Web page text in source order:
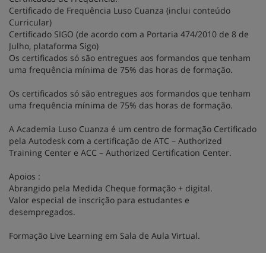
Certificado de Frequência Luso Cuanza (inclui conteúdo
Curricular)
Certificado SIGO (de acordo com a Portaria 474/2010 de 8 de
Julho, plataforma Sigo)
Os certificados só são entregues aos formandos que tenham
uma frequência mínima de 75% das horas de formação.
Os certificados só são entregues aos formandos que tenham
uma frequência mínima de 75% das horas de formação.
A Academia Luso Cuanza é um centro de formação Certificado
pela Autodesk com a certificação de ATC – Authorized
Training Center e ACC – Authorized Certification Center.
Apoios :
Abrangido pela Medida Cheque formação + digital.
Valor especial de inscrição para estudantes e
desempregados.
Formação Live Learning em Sala de Aula Virtual.